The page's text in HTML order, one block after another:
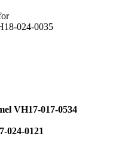
024-0035
VH17-017-0534
024-0121